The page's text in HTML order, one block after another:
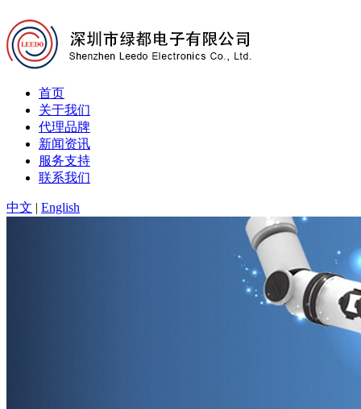
首页
关于我们
代理品牌
新闻资讯
服务支持
联系我们
中文 | English